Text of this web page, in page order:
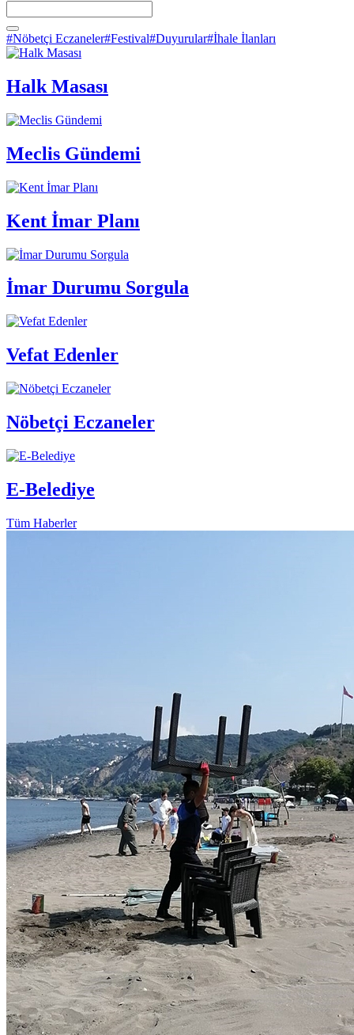
#Nöbetçi Eczaneler#Festival#Duyurular#İhale İlanları
Halk Masası
Meclis Gündemi
Kent İmar Planı
İmar Durumu Sorgula
Vefat Edenler
Nöbetçi Eczaneler
E-Belediye
Tüm Haberler